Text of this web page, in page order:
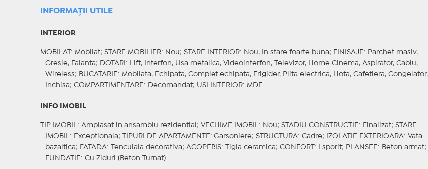
INFORMAŢII UTILE
INTERIOR
MOBILAT : Mobilat; STARE MOBILIER: Nou; STARE INTERIOR: Nou, In stare foarte buna; FINISAJE : Parchet masiv,
Gresie, Faianta;
DOTARI : Lift, Interfon, Usa metalica, Videointerfon, Televizor, Home Cinema, Aspirator, Cablu,
Wireless; BUCATARIE : Mobilata, Echipata, Complet echipata, Frigider, Plita electrica, Hota, Cafetiera, Congelator,
Inchisa; COMPARTIMENTARE : Decomandat; USI INTERIOR: MDF
INFO IMOBIL
TIP IMOBIL : Amplasat in ansamblu rezidential; VECHIME IMOBIL : Nou; STADIU CONSTRUCTIE : Finalizat; STARE
IMOBIL
: Exceptionala; TIPURI DE APARTAMENTE : Garsoniere; STRUCTURA: Cadre; IZOLATIE EXTERIOARA: Vata
bazaltica; FATADA: Tencuiala decorativa; ACOPERIS: Tigla ceramica; CONFORT : I sporit; PLANSEE : Beton armat;
FUNDATIE : Cu Ziduri (Beton Turnat)